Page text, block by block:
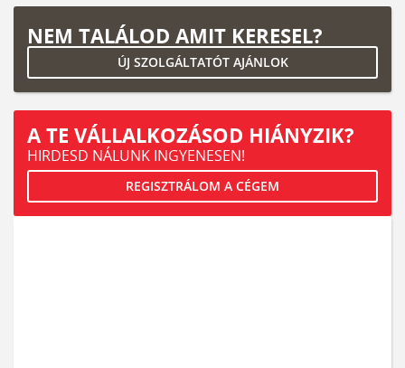
NEM TALÁLOD AMIT KERESEL?
ÚJ SZOLGÁLTATÓT AJÁNLOK
A TE VÁLLALKOZÁSOD HIÁNYZIK?
HIRDESD NÁLUNK INGYENESEN!
REGISZTRÁLOM A CÉGEM